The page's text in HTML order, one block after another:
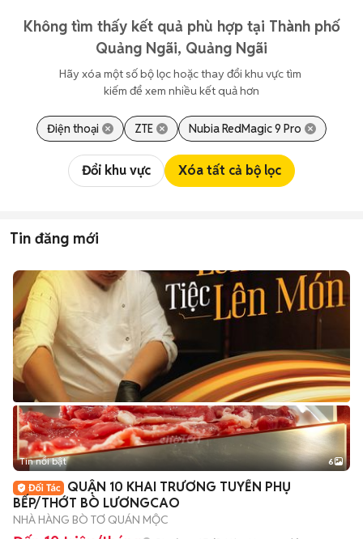
Không tìm thấy kết quả phù hợp tại Thành phố
Quảng Ngãi, Quảng Ngãi
Hãy xóa một số bộ lọc hoặc thay đổi khu vực tìm
kiếm để xem nhiều kết quả hơn
Điện thoại ZTE Nubia RedMagic 9 Pro
Đổi khu vực Xóa tất cả bộ lọc
Tin đăng mới
+2
Tin nổi bật 6
QUẬN 10 KHAI TRƯƠNG TUYỂN PHỤ
BẾP/THỚT BÒ LƯƠNGCAO
NHÀ HÀNG BÒ TƠ QUÁN MỘC